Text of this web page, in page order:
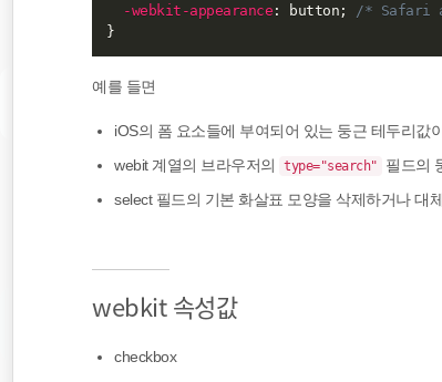
-webkit-appearance : button ;
/* Safari
}
예를 들면
iOS의 폼 요소들에 부여되어 있는 둥근 테두리값
webit 계열의 브라우저의
type="search"
필드의
select 필드의 기본 화살표 모양을 삭제하거나 대
webkit 속성값
checkbox